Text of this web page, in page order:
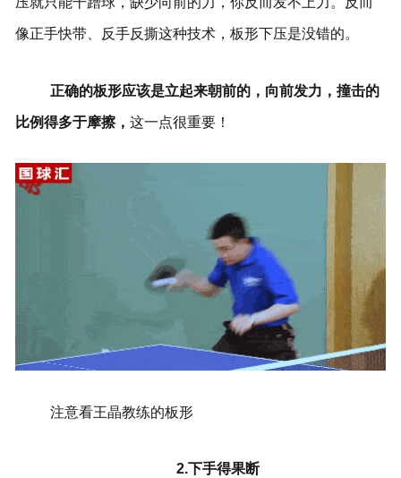
像正手快带、反手反撕这种技术，板形下压是没错的。
正确的板形应该是立起来朝前的，向前发力 ，撞击的
比例得多于摩擦， 这一点很重要！
注意看王晶教练的板形
2.下手得果断